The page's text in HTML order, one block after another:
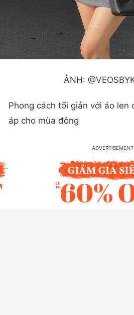
ẢNH:
Phong cách tối giản với áo len
áp cho mùa đông